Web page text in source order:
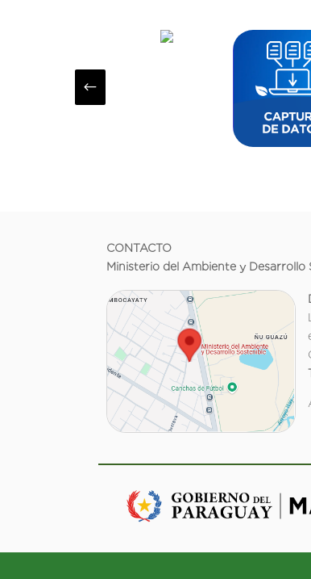
#
CONTACTO
Ministerio del Ambiente y Desarrollo